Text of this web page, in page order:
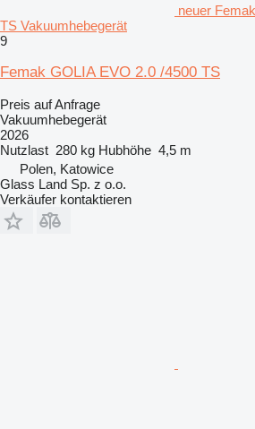
neuer
TS Vakuumhebegerät
9
Femak GOLIA EVO 2.0 /4500 TS
Preis auf Anfrage
Vakuumhebegerät
2026
Nutzlast 280 kg Hubhöhe 4,5 m
Polen, Katowice
Glass Land Sp. z o.o.
Verkäufer kontaktieren